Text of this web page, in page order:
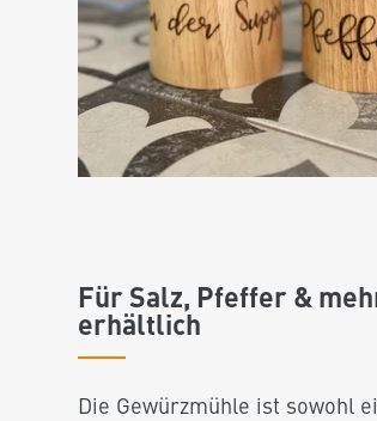
Für Salz, Pfeffer &
erhältlich
Die Gewürzmühle ist sowohl